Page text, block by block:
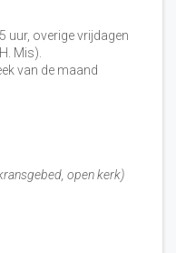
uur, overige vrijdagen
Mis).
van de maand
open kerk)